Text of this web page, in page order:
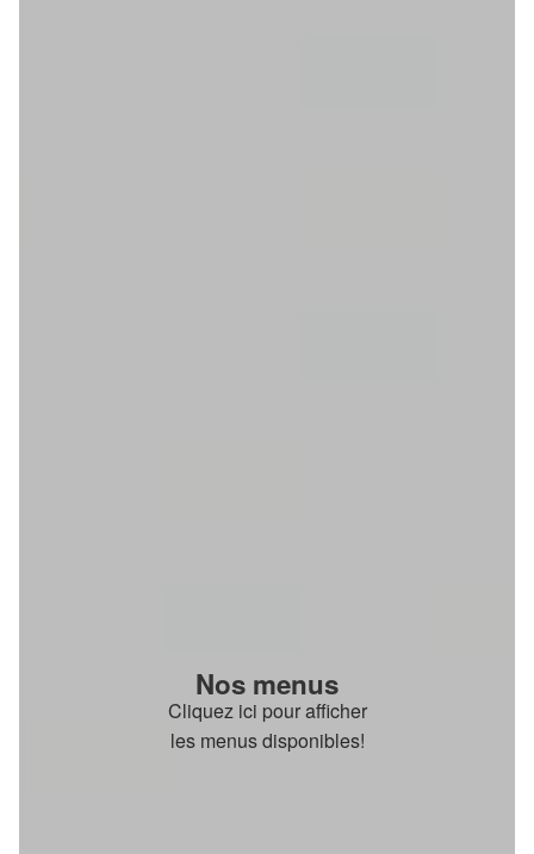
Nos menus
Cliquez ici pour afficher
les menus disponibles!